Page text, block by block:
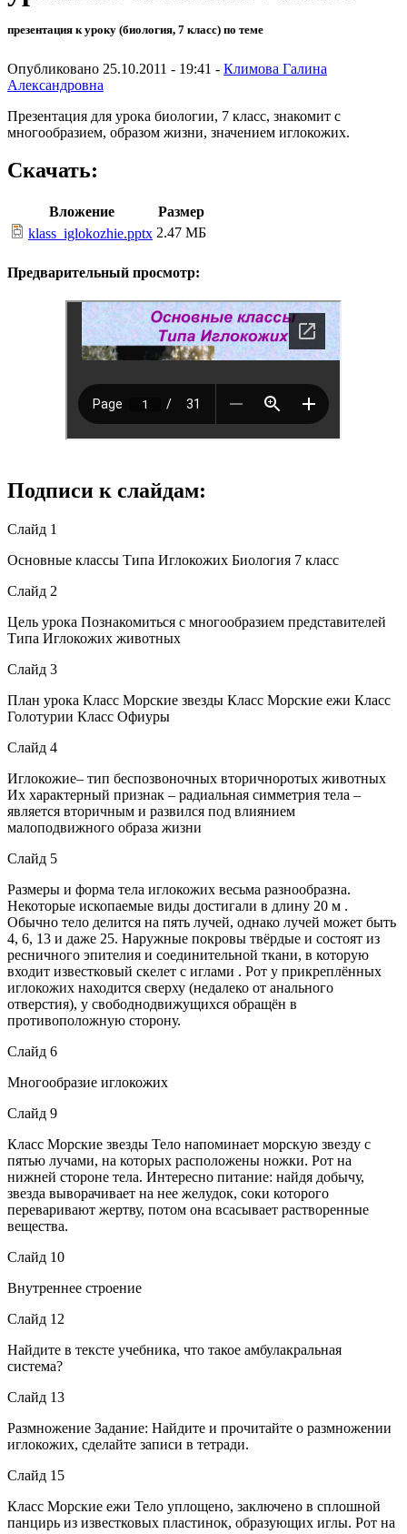
презентация к уроку (биология, 7 класс) по теме
Опубликовано 25.10.2011 - 19:41 - Климова Галина
Александровна
Презентация для урока биологии, 7 класс, знакомит с
многообразием, образом жизни, значением иглокожих.
Скачать:
Вложение
Размер
klass_iglokozhie.pptx 2.47 МБ
Предварительный просмотр:
Подписи к слайдам:
Слайд 1
Основные классы Типа Иглокожих Биология 7 класс
Слайд 2
Цель урока Познакомиться с многообразием представителей
Типа Иглокожих животных
Слайд 3
План урока Класс Морские звезды Класс Морские ежи Класс
Голотурии Класс Офиуры
Слайд 4
Иглокожие– тип беспозвоночных вторичноротых животных
Их характерный признак – радиальная симметрия тела –
является вторичным и развился под влиянием
малоподвижного образа жизни
Слайд 5
Размеры и форма тела иглокожих весьма разнообразна.
Некоторые ископаемые виды достигали в длину 20 м .
Обычно тело делится на пять лучей, однако лучей может быть
4, 6, 13 и даже 25. Наружные покровы твёрдые и состоят из
ресничного эпителия и соединительной ткани, в которую
входит известковый скелет с иглами . Рот у прикреплённых
иглокожих находится сверху (недалеко от анального
отверстия), у свободнодвижущихся обращён в
противоположную сторону.
Слайд 6
Многообразие иглокожих
Слайд 9
Класс Морские звезды Тело напоминает морскую звезду с
пятью лучами, на которых расположены ножки. Рот на
нижней стороне тела. Интересно питание: найдя добычу,
звезда выворачивает на нее желудок, соки которого
переваривают жертву, потом она всасывает растворенные
вещества.
Слайд 10
Внутреннее строение
Слайд 12
Найдите в тексте учебника, что такое амбулакральная
система?
Слайд 13
Размножение Задание: Найдите и прочитайте о размножении
иглокожих, сделайте записи в тетради.
Слайд 15
Класс Морские ежи Тело уплощено, заключено в сплошной
панцирь из известковых пластинок, образующих иглы. Рот на